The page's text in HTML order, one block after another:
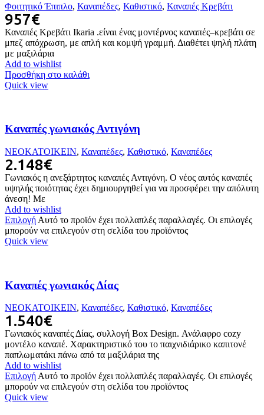
Φοιτητικό Έπιπλο, Καναπέδες, Καθιστικό, Καναπές Κρεβάτι
957€
Καναπές Κρεβάτι Ikaria .είναι ένας μοντέρνος καναπές–κρεβάτι σε
μπεζ απόχρωση, με απλή και κομψή γραμμή. Διαθέτει ψηλή πλάτη
με μαξιλάρια
Add to wishlist
Προσθήκη στο καλάθι
Quick view
Καναπές γωνιακός Αντιγόνη
ΝΕΟΚΑΤΟΙΚΕΙΝ, Καναπέδες, Καθιστικό, Καναπέδες
2.148€
Γωνιακός η ανεξάρτητος καναπές Αντιγόνη. Ο νέος αυτός καναπές
υψηλής ποιότητας έχει δημιουργηθεί για να προσφέρει την απόλυτη
άνεση! Με
Add to wishlist
Επιλογή Αυτό το προϊόν έχει πολλαπλές παραλλαγές. Οι επιλογές
μπορούν να επιλεγούν στη σελίδα του προϊόντος
Quick view
Καναπές γωνιακός Δίας
ΝΕΟΚΑΤΟΙΚΕΙΝ, Καναπέδες, Καθιστικό, Καναπέδες
1.540€
Γωνιακός καναπές Δίας, συλλογή Box Design. Ανάλαφρο cozy
μοντέλο καναπέ. Χαρακτηριστικό του το παιχνιδιάρικο καπιτονέ
παπλωματάκι πάνω από τα μαξιλάρια της
Add to wishlist
Επιλογή Αυτό το προϊόν έχει πολλαπλές παραλλαγές. Οι επιλογές
μπορούν να επιλεγούν στη σελίδα του προϊόντος
Quick view